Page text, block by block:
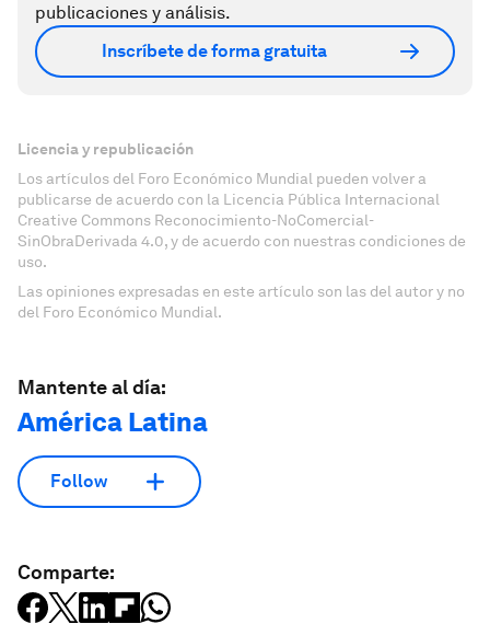
publicaciones y análisis.
Inscríbete de forma gratuita
Licencia y republicación
Los artículos del Foro Económico Mundial pueden volver a
publicarse de acuerdo con la Licencia Pública Internacional
Creative Commons Reconocimiento-NoComercial-
SinObraDerivada 4.0, y de acuerdo con nuestras condiciones de
uso.
Las opiniones expresadas en este artículo son las del autor y no
del Foro Económico Mundial.
Mantente al día:
América Latina
Follow
Comparte: